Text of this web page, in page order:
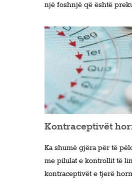
një foshnjë që është
Kontraceptivët
Ka shumë gjëra për të
me pilulat e kontrollit të
kontraceptivët e tjerë